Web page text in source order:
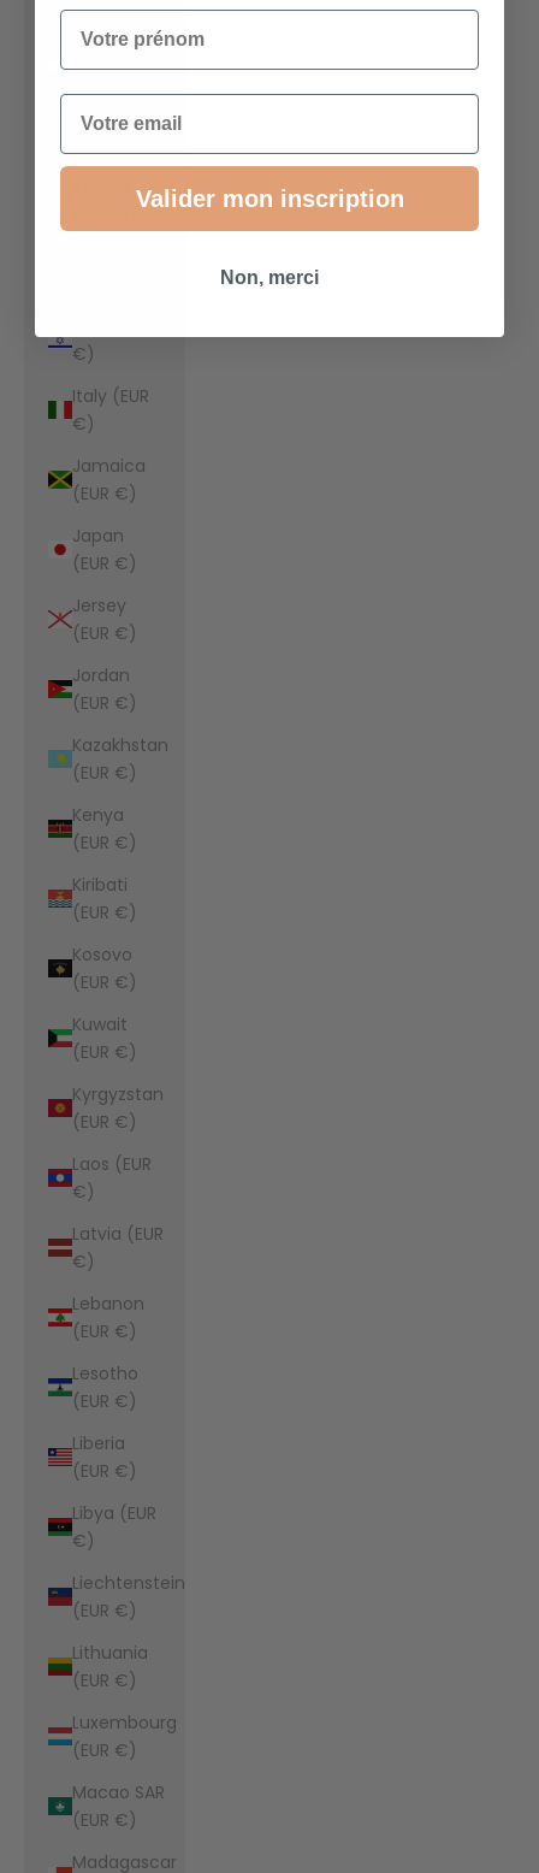
Indonesia
(EUR €)
Iraq (EUR
€)
Italy (EUR
€)
Jamaica
(EUR €)
Japan
(EUR €)
Jersey
(EUR €)
Jordan
(EUR €)
Kazakhstan
(EUR €)
Kenya
(EUR €)
Kiribati
(EUR €)
Kosovo
(EUR €)
Kuwait
(EUR €)
Kyrgyzstan
(EUR €)
Laos (EUR
€)
Latvia (EUR
€)
Lebanon
(EUR €)
Lesotho
(EUR €)
Liberia
(EUR €)
Libya (EUR
€)
Liechtenstein
(EUR €)
Lithuania
(EUR €)
Luxembourg
(EUR €)
Macao SAR
(EUR €)
Madagascar
Votre prénom
Email
Valider mon inscription
Non, merci